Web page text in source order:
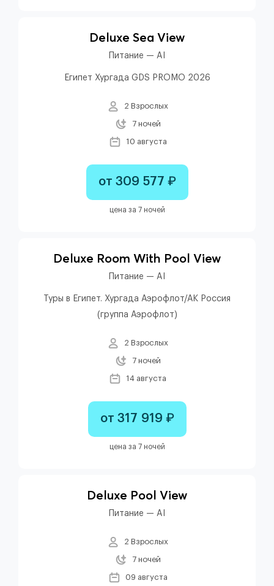
Deluxe Sea View
Питание — AI
Египет Хургада GDS PROMO 2026
2 Взрослых
7 ночей
10 августа
от 309 577 ₽
цена за 7 ночей
Deluxe Room With Pool View
Питание — AI
Туры в Египет. Хургада Аэрофлот/АК Россия
(группа Аэрофлот)
2 Взрослых
7 ночей
14 августа
от 317 919 ₽
цена за 7 ночей
Deluxe Pool View
Питание — AI
2 Взрослых
7 ночей
09 августа